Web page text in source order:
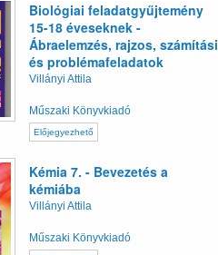
Biológiai feladatgyűjtemény
15-18 éveseknek -
Ábraelemzés, rajzos, számítási
és problémafeladatok
Villányi Attila
Műszaki Könyvkiadó
Előjegyezhető
Kémia 7. - Bevezetés a
kémiába
Villányi Attila
Műszaki Könyvkiadó